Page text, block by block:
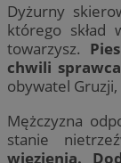
Dyżurny
którego skład
towarzysz.
chwili
obywatel Gruzji,
Mężczyzna
stanie
więzienia.